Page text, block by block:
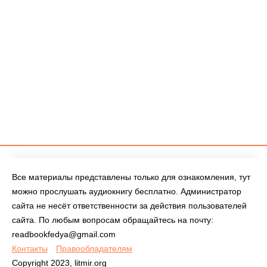
Все материалы представлены только для ознакомления, тут
можно прослушать аудиокнигу бесплатно. Администратор
сайта не несёт ответственности за действия пользователей
сайта. По любым вопросам обращайтесь на почту:
readbookfedya@gmail.com
Контакты
Правообладателям
Copyright 2023, litmir.org